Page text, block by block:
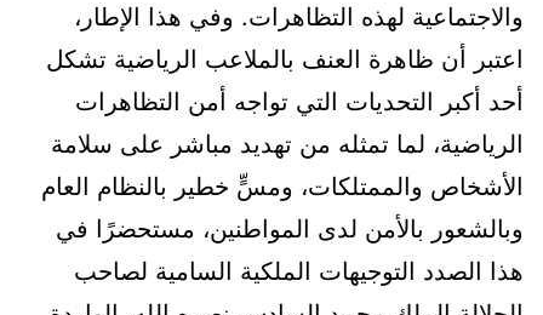
والاجتماعية لهذه التظاهرات. وفي هذا الإطار،
اعتبر أن ظاهرة العنف بالملاعب الرياضية تشكل
أحد أكبر التحديات التي تواجه أمن التظاهرات
الرياضية، لما تمثله من تهديد مباشر على سلامة
الأشخاص والممتلكات، ومسٍّ خطير بالنظام العام
وبالشعور بالأمن لدى المواطنين، مستحضرًا في
هذا الصدد التوجيهات الملكية السامية لصاحب